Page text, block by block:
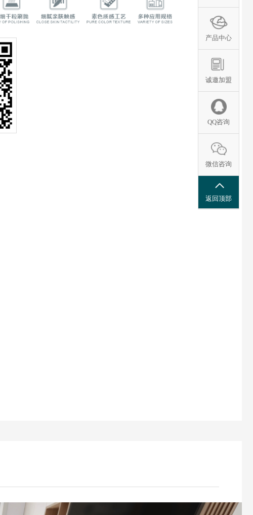
产品中心
诚邀加盟
QQ咨询
微信咨询
返回顶部